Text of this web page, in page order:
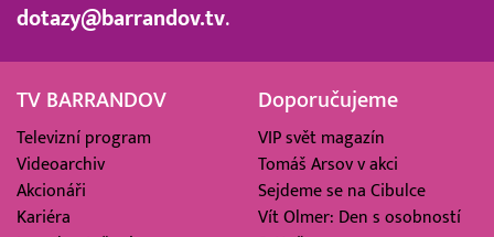
dotazy@barrandov.tv.
TV BARRANDOV
Televizní program
Videoarchiv
Akcionáři
Kariéra
Doporučujeme
VIP svět magazín
Tomáš Arsov v akci
Sejdeme se na Cibulce
Vít Olmer: Den s osobností